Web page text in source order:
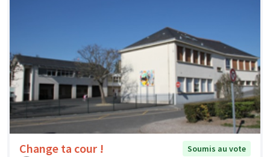
Change ta cour !
Soumis au vote